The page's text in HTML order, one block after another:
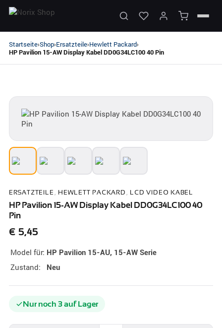
Startseite›Shop›Ersatzteile›Hewlett Packard›
HP Pavilion 15-AW Display Kabel DD0G34LC100 40 Pin
ERSATZTEILE , HEWLETT PACKARD , LCD VIDEO KABEL
HP Pavilion 15-AW Display Kabel DD0G34LC100 40
Pin
€ 5,45
Model für: HP Pavilion 15-AU, 15-AW Serie
Zustand: Neu
Nur noch 3 auf Lager